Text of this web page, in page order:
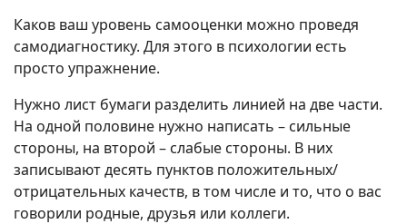
Каков ваш уровень самооценки можно проведя
самодиагностику. Для этого в психологии есть
просто упражнение.
Нужно лист бумаги разделить линией на две части.
На одной половине нужно написать – сильные
стороны, на второй – слабые стороны. В них
записывают десять пунктов положительных/
отрицательных качеств, в том числе и то, что о вас
говорили родные, друзья или коллеги.